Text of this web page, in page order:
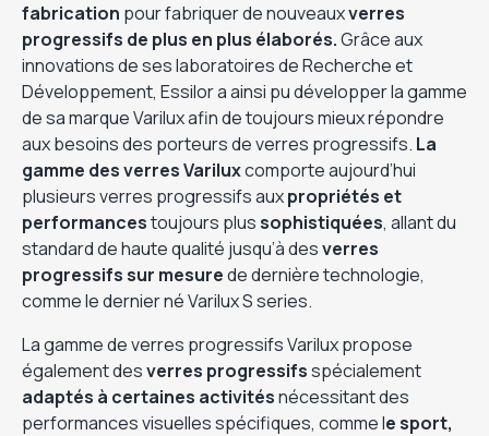
fabrication pour fabriquer de nouveauxverres
progressifs de plus en plus élaborés.Grâce aux
innovations de ses laboratoires de Recherche et
Développement, Essilor a ainsi pu développer la gamme
de sa marque Varilux afin de toujours mieux répondre
aux besoins des porteurs de verres progressifs. La
gamme des verres Variluxcomporte aujourd’hui
plusieurs verres progressifs auxpropriétés et
performancestoujours plussophistiquées, allant du
standard de haute qualité jusqu’à desverres
progressifs sur mesurede dernière technologie,
comme le dernier né Varilux S series.
La gamme de verres progressifs Varilux propose
également desverres progressifsspécialement
adaptés à certaines activitésnécessitant des
performances visuelles spécifiques, comme le sport,